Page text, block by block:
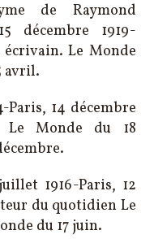
de Raymond
décembre 1919-
Le Monde
avril.
Paris, 14 décembre
Le Monde du 18
1916-Paris, 12
du quotidien Le
du 17 juin.